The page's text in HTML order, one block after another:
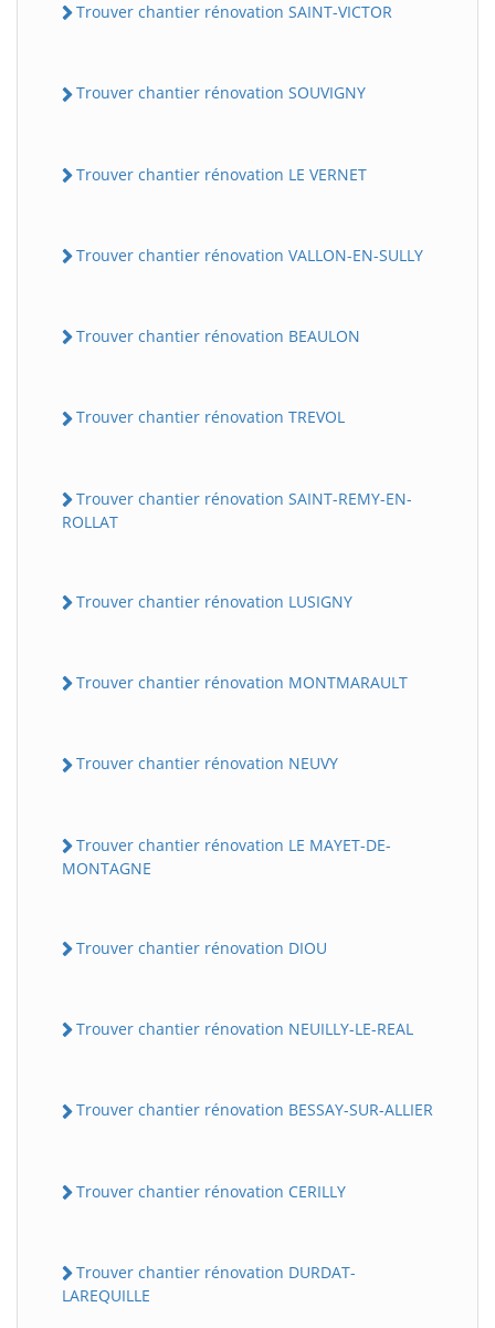
Trouver chantier rénovation SAINT-VICTOR
Trouver chantier rénovation SOUVIGNY
Trouver chantier rénovation LE VERNET
Trouver chantier rénovation VALLON-EN-SULLY
Trouver chantier rénovation BEAULON
Trouver chantier rénovation TREVOL
Trouver chantier rénovation SAINT-REMY-EN-
ROLLAT
Trouver chantier rénovation LUSIGNY
Trouver chantier rénovation MONTMARAULT
Trouver chantier rénovation NEUVY
Trouver chantier rénovation LE MAYET-DE-
MONTAGNE
Trouver chantier rénovation DIOU
Trouver chantier rénovation NEUILLY-LE-REAL
Trouver chantier rénovation BESSAY-SUR-ALLIER
Trouver chantier rénovation CERILLY
Trouver chantier rénovation DURDAT-
LAREQUILLE